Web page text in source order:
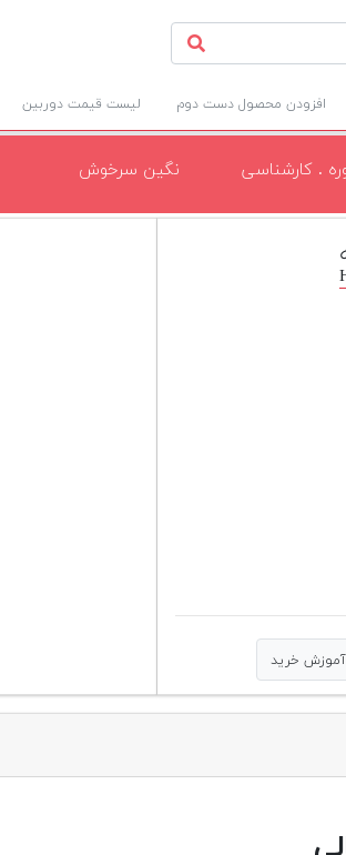
افزودن محصول دست دوم لیست قیمت دوربین
. کارشناسی نگین سرخوش
آموزش خرید